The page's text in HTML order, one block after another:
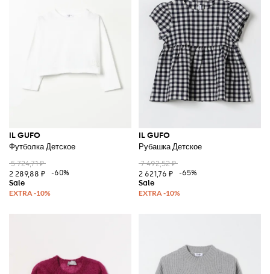
IL GUFO
Футболка Детское
5 724,71 ₽
2 289,88 ₽
-60%
IL GUFO
Рубашка Детское
7 492,52 ₽
2 621,76 ₽
-65%